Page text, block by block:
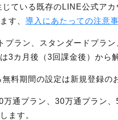
ている既存のLINE公式ア
す、 導入にあたっての注意
プラン、スタンダードプラ
3カ月後（3回課金後）から
料期間の設定は新規登録の
通プラン、30万通プラン
ます。